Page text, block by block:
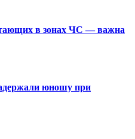
в зонах ЧС — важна
юношу при